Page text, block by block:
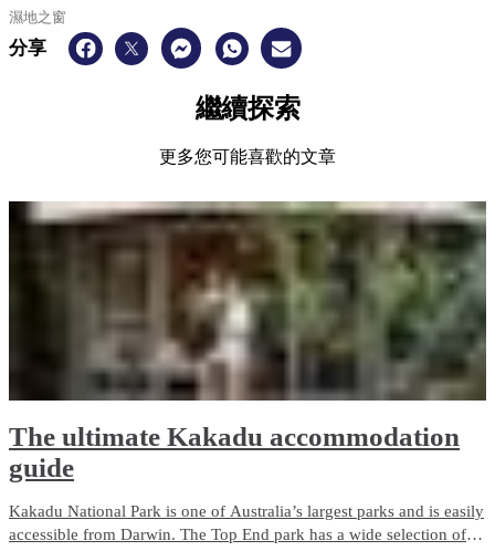
濕地之窗
分享
繼續探索
更多您可能喜歡的文章
The ultimate Kakadu accommodation
guide
Kakadu National Park is one of Australia’s largest parks and is easily
accessible from Darwin. The Top End park has a wide selection of